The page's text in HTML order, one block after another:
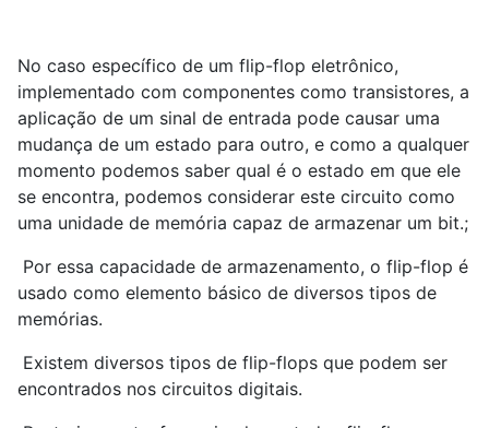
No caso específico de um flip-flop eletrônico,
implementado com componentes como transistores, a
aplicação de um sinal de entrada pode causar uma
mudança de um estado para outro, e como a qualquer
momento podemos saber qual é o estado em que ele
se encontra, podemos considerar este circuito como
uma unidade de memória capaz de armazenar um bit.;
Por essa capacidade de armazenamento, o flip-flop é
usado como elemento básico de diversos tipos de
memórias.
Existem diversos tipos de flip-flops que podem ser
encontrados nos circuitos digitais.